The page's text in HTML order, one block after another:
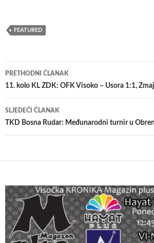
FEATURED
Navigacija
članaka
PRETHODNI ČLANAK
11. kolo KL ZDK: OFK Visoko – Usora 1:1,
SLJEDEĆI ČLANAK
TKD Bosna Rudar: Međunarodni turnir u